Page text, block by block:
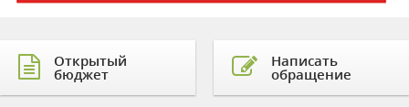
Открытый
бюджет
Написать
обращение